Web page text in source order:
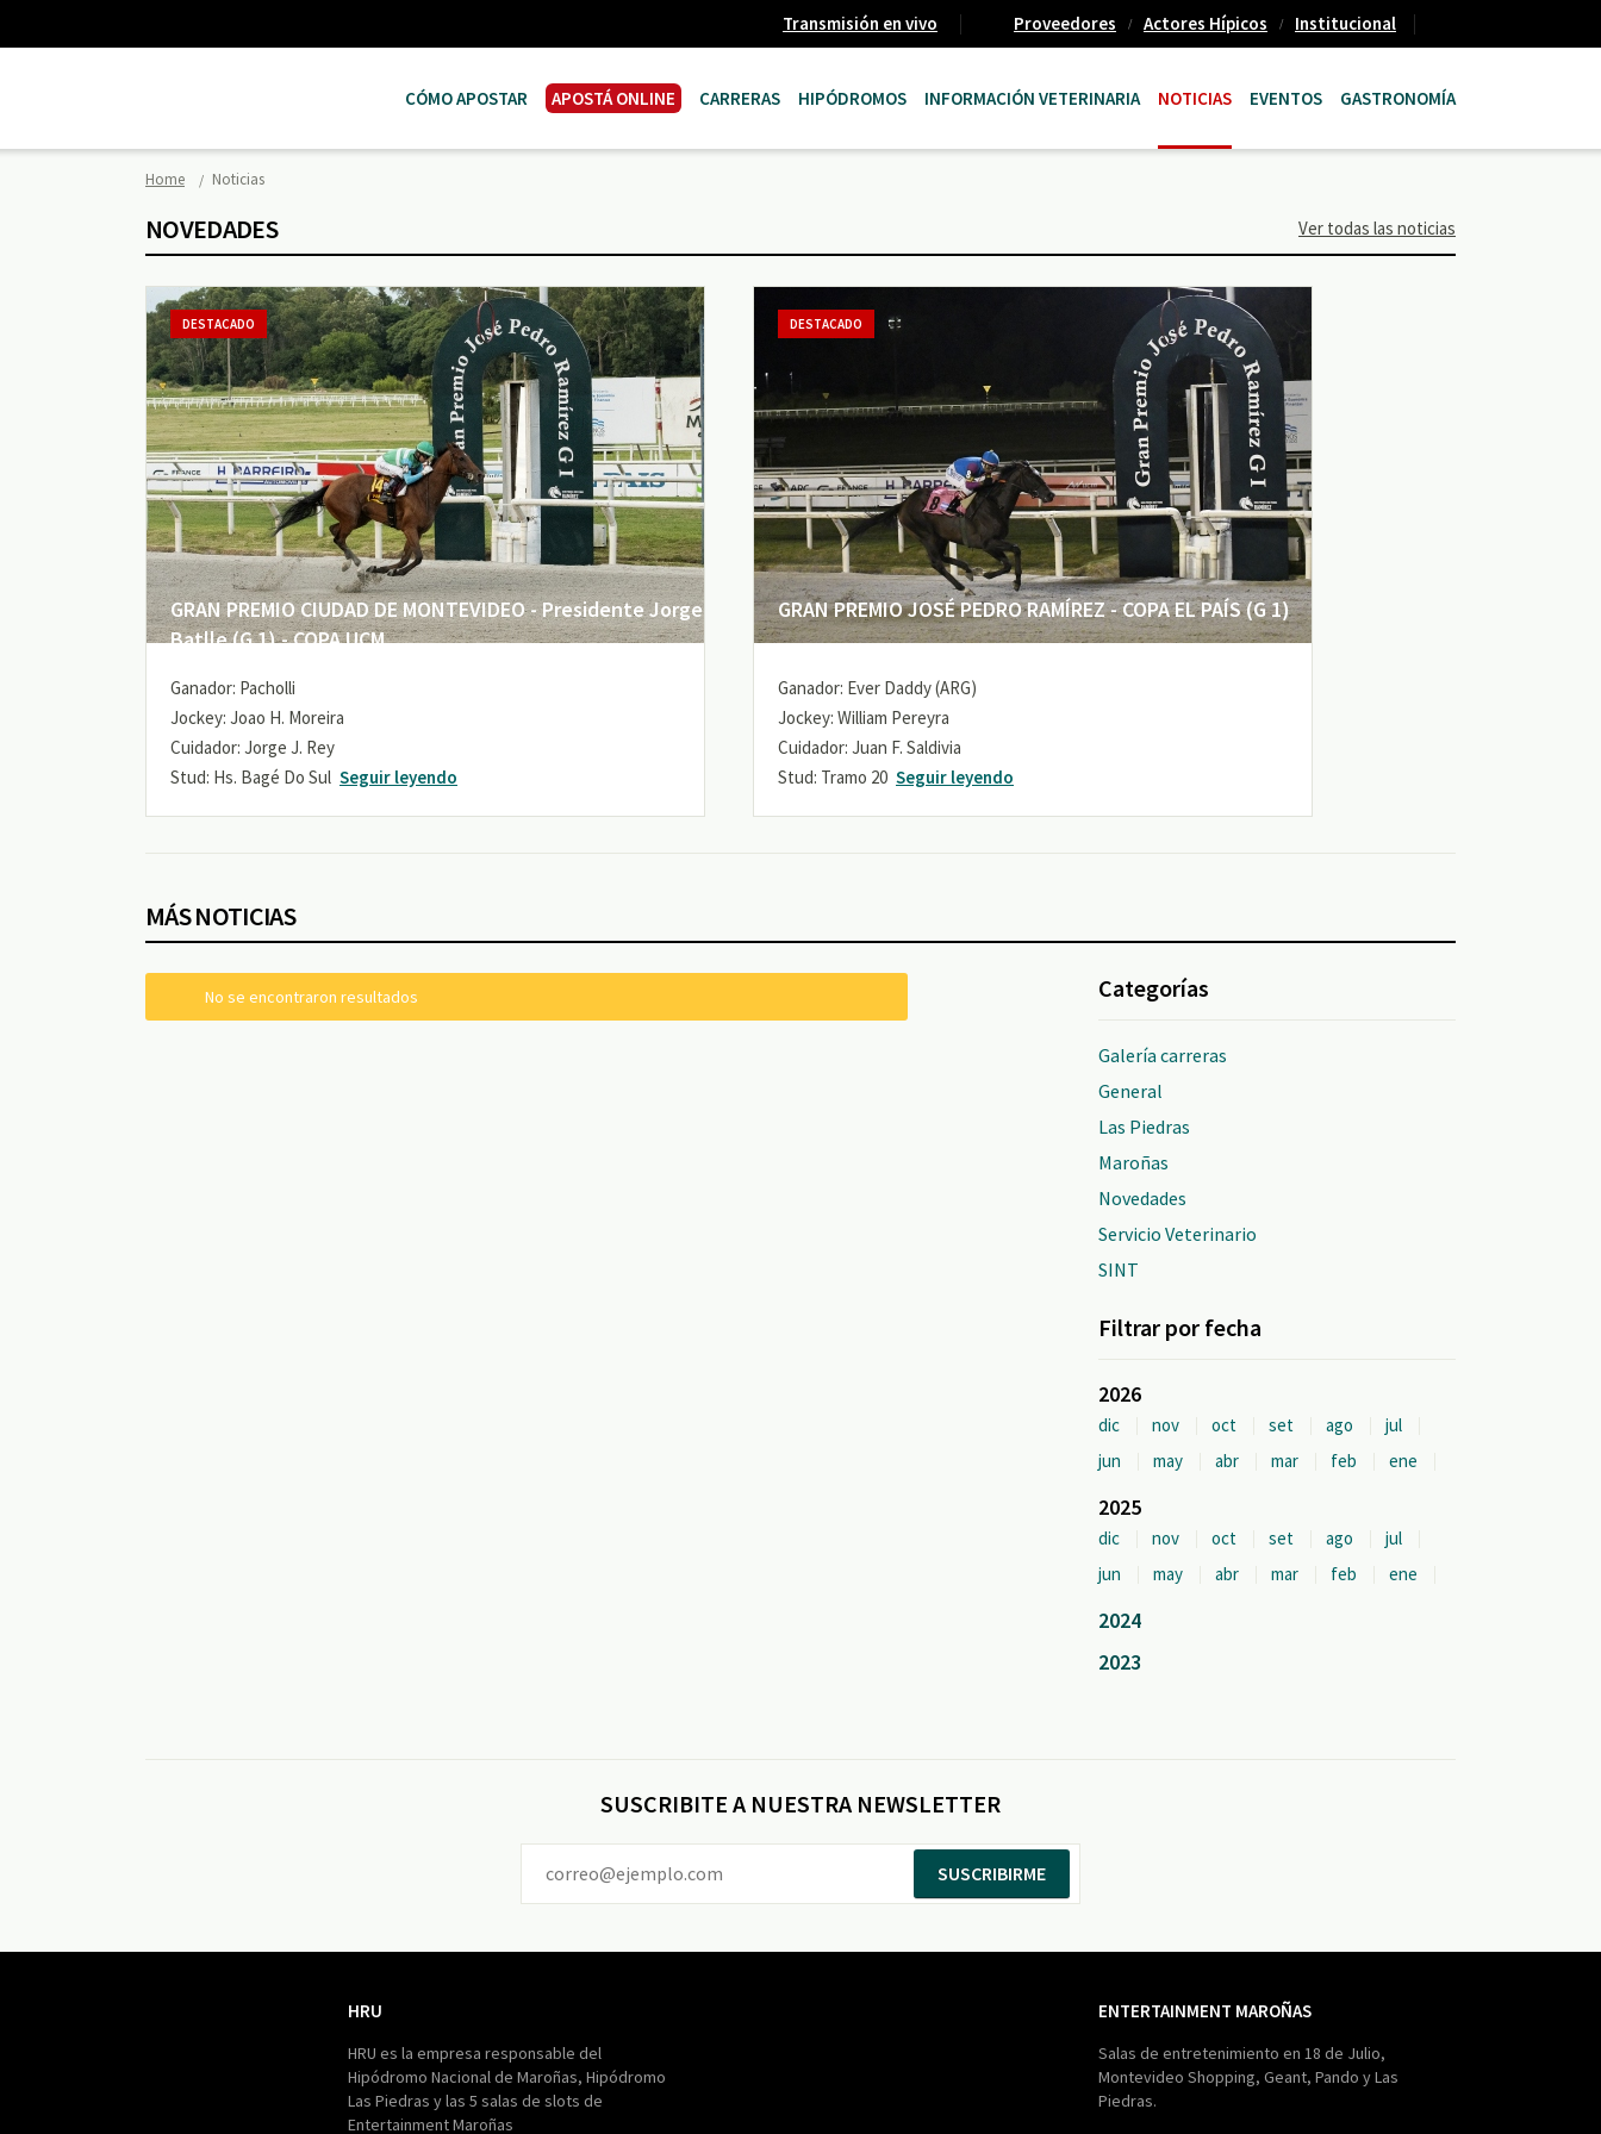
Transmisión en vivo Proveedores Actores Hípicos Institucional
CÓMO APOSTAR APOSTÁ ONLINE CARRERAS HIPÓDROMOS INFORMACIÓN VETERINARIA NOTICIAS EVENTOS GASTRONOMÍA
Home Noticias
NOVEDADES Ver todas las noticias
GRAN PREMIO CIUDAD DE MONTEVIDEO - Presidente Jorge
Batlle (G 1) - COPA UCM
DESTACADO
Ganador: Pacholli
Jockey: Joao H. Moreira
Cuidador: Jorge J. Rey
Stud: Hs. Bagé Do Sul Seguir leyendo
GRAN PREMIO JOSÉ PEDRO RAMÍREZ - COPA EL PAÍS (G 1)
DESTACADO
Ganador: Ever Daddy (ARG)
Jockey: William Pereyra
Cuidador: Juan F. Saldivia
Stud: Tramo 20 Seguir leyendo
MÁS NOTICIAS
No se encontraron resultados Categorías
Galería carreras
General
Las Piedras
Maroñas
Novedades
Servicio Veterinario
SINT
Filtrar por fecha
2026
dic nov oct set ago
jul
jun
may abr mar feb ene
2025
dic nov oct set ago
jul
jun
may abr mar feb ene
2024
2023
SUSCRIBITE A NUESTRA NEWSLETTER
SUSCRIBIRME
HRU
HRU es la empresa responsable del
Hipódromo Nacional de Maroñas, Hipódromo
Las Piedras y las 5 salas de slots de
Entertainment Maroñas
ENTERTAINMENT MAROÑAS
Salas de entretenimiento en 18 de Julio,
Montevideo Shopping, Geant, Pando y Las
Piedras.